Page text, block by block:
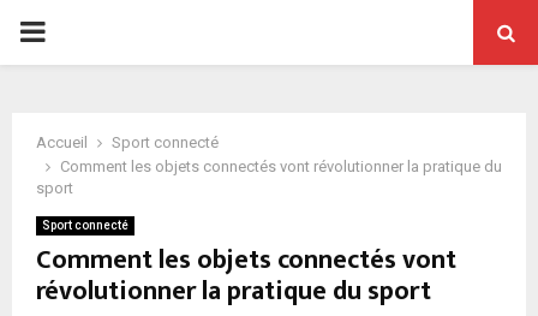
PRIMARY
Accueil
Sport connecté
Comment les objets connectés vont révolutionner la pratique du
sport
Sport connecté
Comment les objets connectés vont
révolutionner la pratique du sport